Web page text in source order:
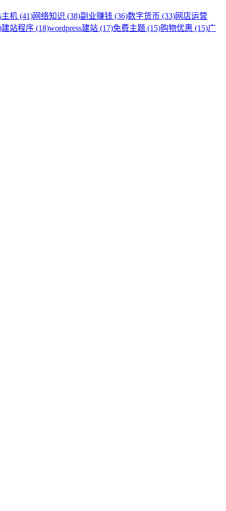
主机 (41)网络知识 (38)副业赚钱 (36)数字货币 (33)网店运营
建站程序 (18)wordpress建站 (17)免费主题 (15)购物优惠 (15)广